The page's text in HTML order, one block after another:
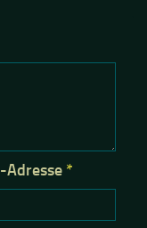
Adresse *